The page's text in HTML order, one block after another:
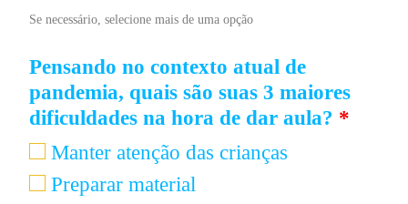
Se necessário, selecione mais de uma opção
Pensando no contexto atual de
pandemia, quais são suas 3 maiores
dificuldades na hora de dar aula? *
Manter atenção das crianças
Preparar material